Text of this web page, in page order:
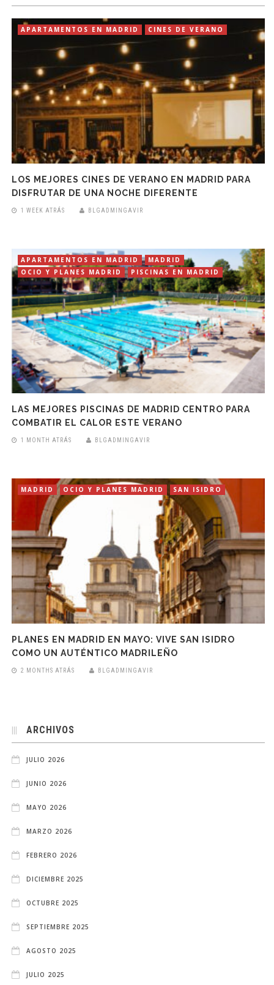
APARTAMENTOS EN MADRID CINES DE VERANO
LOS MEJORES CINES DE VERANO EN MADRID PARA
DISFRUTAR DE UNA NOCHE DIFERENTE
1 WEEK ATRÁS BLGADMINGAVIR
APARTAMENTOS EN MADRID
MADRID
OCIO Y PLANES MADRID
PISCINAS EN MADRID
LAS MEJORES PISCINAS DE MADRID CENTRO PARA
COMBATIR EL CALOR ESTE VERANO
1 MONTH ATRÁS BLGADMINGAVIR
MADRID OCIO Y PLANES MADRID SAN ISIDRO
PLANES EN MADRID EN MAYO: VIVE SAN ISIDRO
COMO UN AUTÉNTICO MADRILEÑO
2 MONTHS ATRÁS BLGADMINGAVIR
ARCHIVOS
JULIO 2026
JUNIO 2026
MAYO 2026
MARZO 2026
FEBRERO 2026
DICIEMBRE 2025
OCTUBRE 2025
SEPTIEMBRE 2025
AGOSTO 2025
JULIO 2025